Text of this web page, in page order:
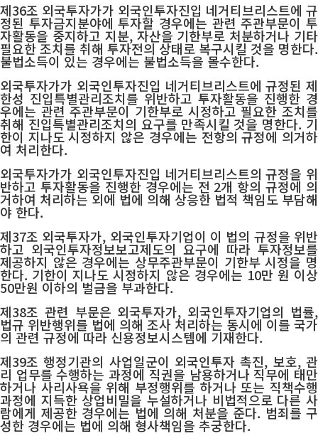
제36조 외국투자가가 외국인투자진입 네거티브리스트에 규
정된 투자금지분야에 투자할 경우에는 관련 주관부문이 투
자활동을 중지하고 지분, 자산을 기한부로 처분하거나 기타
필요한 조치를 취해 투자전의 상태로 복구시킬 것을 명한다.
불법소득이 있는 경우에는 불법소득을 몰수한다.
외국투자가가 외국인투자진입 네거티브리스트에 규정된 제
한성 진입특별관리조치를 위반하고 투자활동을 진행한 경
우에는 관련 주관부문이 기한부로 시정하고 필요한 조치를
취해 진입특별관리조치의 요구를 만족시킬 것을 명한다. 기
한이 지나도 시정하지 않은 경우에는 전항의 규정에 의거하
여 처리한다.
외국투자가가 외국인투자진입 네거티브리스트의 규정을 위
반하고 투자활동을 진행한 경우에는 전 2개 항의 규정에 의
거하여 처리하는 외에 법에 의해 상응한 법적 책임도 부담해
야 한다.
제37조 외국투자가, 외국인투자기업이 이 법의 규정을 위반
하고 외국인투자정보보고제도의 요구에 따라 투자정보를
제공하지 않은 경우에는 상무주관부문이 기한부 시정을 명
한다. 기한이 지나도 시정하지 않은 경우에는 10만 원 이상
50만원 이하의 벌금을 부과한다.
제38조 관련 부문은 외국투자가, 외국인투자기업의 법률,
법규 위반행위를 법에 의해 조사 처리하는 동시에 이를 국가
의 관련 규정에 따라 신용정보시스템에 기재한다.
제39조 행정기관의 사업일군이 외국인투자 촉진, 보호, 관
리 업무를 수행하는 과정에 직권을 남용하거나 직무에 태만
하거나 사리사욕을 위해 부정행위를 하거나 또는 직책수행
과정에 지득한 상업비밀을 누설하거나 비법적으로 다른 사
람에게 제공한 경우에는 법에 의해 처분을 준다. 범죄를 구
성한 경우에는 법에 의해 형사책임을 추궁한다.